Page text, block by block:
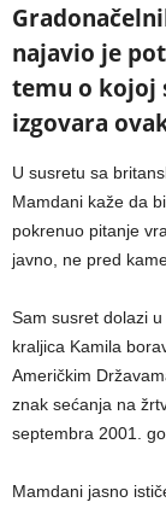
najavio je
temu o kojoj
izgovara
U susretu sa
Mamdani kaže da
pokrenuo pitanje
javno, ne pred
Sam susret dolazi
kraljica Kamila
Američkim
znak sećanja na
septembra 2001.
Mamdani jasno